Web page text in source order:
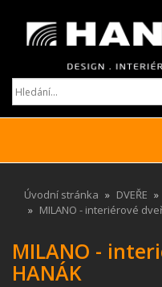
Úvodní stránka DVEŘE
MILANO - interiérové
MILANO -
HANÁK